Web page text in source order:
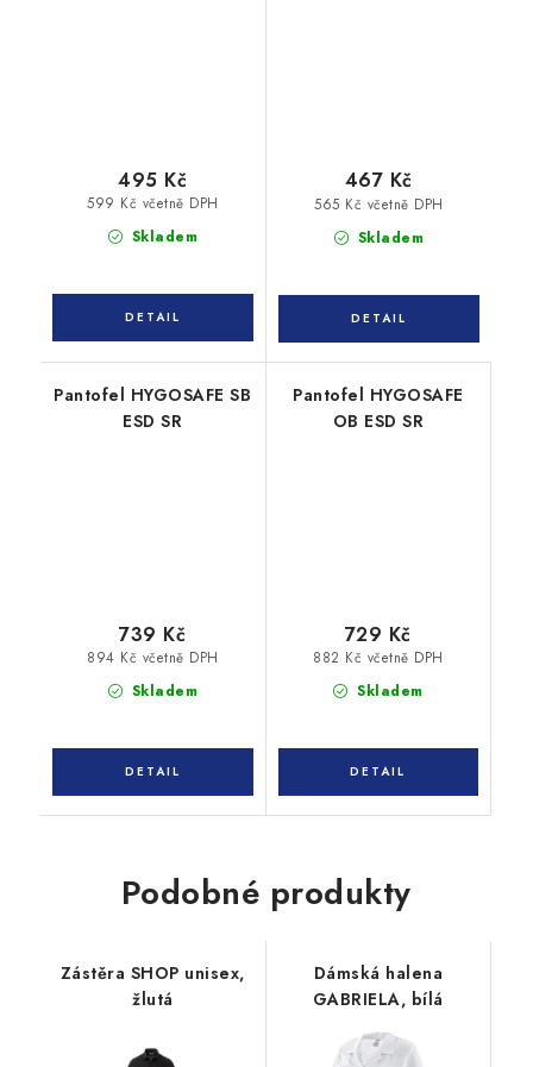
Skladem
599 Kč včetně DPH
495 Kč
Skladem
565 Kč včetně DPH
467 Kč
Pantofel HYGOSAFE SB
ESD SR
Skladem
894 Kč včetně DPH
739 Kč
Pantofel HYGOSAFE
OB ESD SR
Skladem
882 Kč včetně DPH
729 Kč
Podobné produkty
Zástěra SHOP unisex,
žlutá
Dámská halena
GABRIELA, bílá